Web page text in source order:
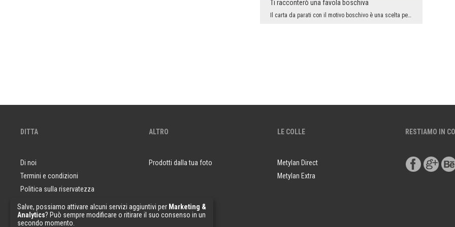
Ti racconterò una favola boschiva
Il carta da parati con il motivo boschivo è una scelta perfetta per arreddare concettualmente lo...
DITTA
Di noi
Termini e condizioni
Politica sulla riservatezza
Domande e risposte
Campioni di carta da parati
ALTRO
Prodotti dalla tua foto
LE COLLE
Metylan Direct
Metylan Extra
RESTIAMO IN
Salve, possiamo attivare alcuni servizi aggiuntivi per Marketing &
Analytics? Può sempre modificare o ritirare il suo consenso in un
secondo momento.